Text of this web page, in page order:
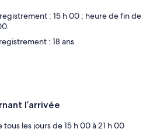
: 15 h 00 ; heure de fin de
: 18 ans
l’arrivée
les jours de 15 h 00 à 21 h 00